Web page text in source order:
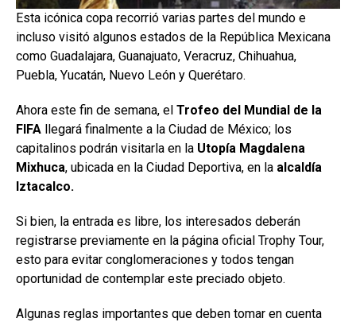
Esta icónica copa recorrió varias partes del mundo e
incluso visitó algunos estados de la República Mexicana
como Guadalajara, Guanajuato, Veracruz, Chihuahua,
Puebla, Yucatán, Nuevo León y Querétaro.
Ahora este fin de semana, el Trofeo del Mundial de la
FIFA llegará finalmente a la Ciudad de México; los
capitalinos podrán visitarla en la Utopía Magdalena
Mixhuca, ubicada en la Ciudad Deportiva, en la alcaldía
Iztacalco.
Si bien, la entrada es libre, los interesados deberán
registrarse previamente en la página oficial Trophy Tour,
esto para evitar conglomeraciones y todos tengan
oportunidad de contemplar este preciado objeto.
Algunas reglas importantes que deben tomar en cuenta